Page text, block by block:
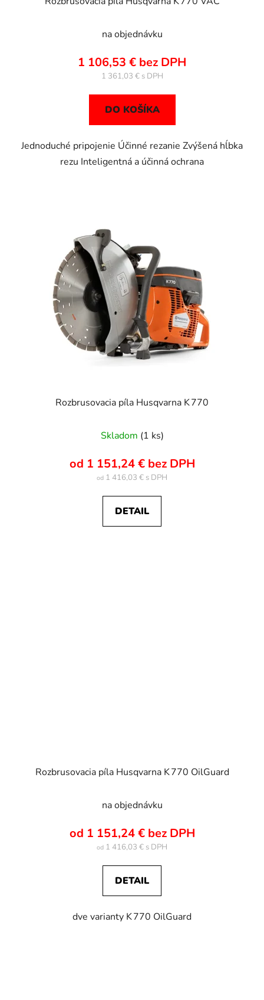
na objednávku
1 106,53 € bez DPH
1 361,03 €
DO KOŠÍKA
Jednoduché pripojenie Účinné rezanie Zvýšená hĺbka
rezu Inteligentná a účinná ochrana
Rozbrusovacia píla Husqvarna K 770
Skladom (1 ks)
od 1 151,24 € bez DPH
od 1 416,03 €
DETAIL
Rozbrusovacia píla Husqvarna K 770 OilGuard
na objednávku
od 1 151,24 € bez DPH
od 1 416,03 €
DETAIL
dve varianty K 770 OilGuard